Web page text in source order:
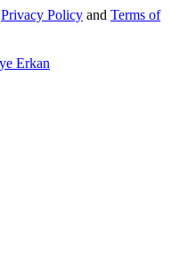
Privacy Policy and Terms of